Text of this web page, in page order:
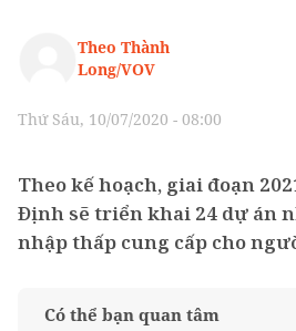
Theo Thành
Long/VOV
Thứ Sáu, 10/07/2020 - 08:00
Theo kế hoạch, giai đoạn
Định sẽ triển khai 24 dự án
nhập thấp cung cấp cho
Có thể bạn quan tâm